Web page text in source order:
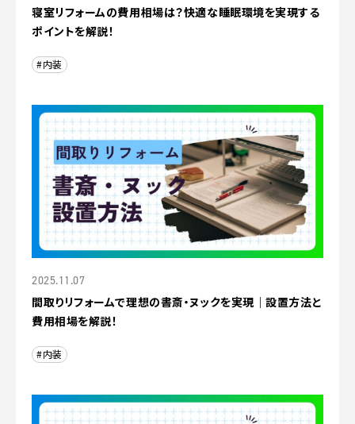
寝室リフォームの費用相場は？快適な睡眠環境を実現する
ポイントを解説！
#内装
2025.11.07
間取りリフォームで理想の書斎・ヌックを実現｜設置方法と
費用相場を解説！
#内装